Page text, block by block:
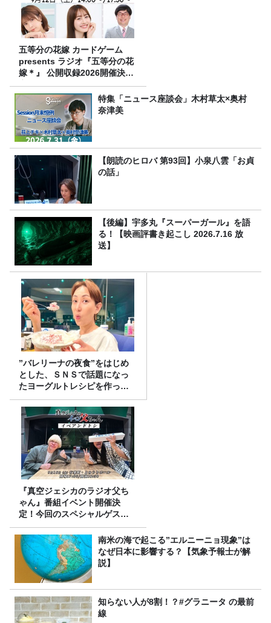
五等分の花嫁 カードゲーム
presents ラジオ『五等分の花
嫁＊』 公開収録2026開催決
定！
特集「ニュース座談会」木村草太×奥村
奈津美
【朗読のヒロバ 第93回】小泉八雲「お貞
の話」
【後編】宇多丸『スーパーガール』を語
る！【映画評書き起こし 2026.7.16 放
送】
”バレリーナの夜食”をはじめ
とした、ＳＮＳで話題になっ
たヨーグルトレシピを作って
みた！
『真空ジェシカのラジオ父ち
ゃん』番組イベント開催決
定！今回のスペシャルゲスト
は、タカアンドトシ！
南米の海で起こる”エルニーニョ現象”は
なぜ日本に影響する？【気象予報士が解
説】
知らない人が8割！？#グラニータ の最前
線